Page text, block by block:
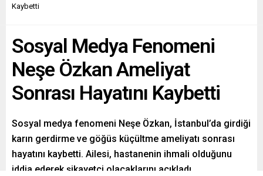
Kaybetti
Sosyal Medya Fenomeni
Neşe Özkan Ameliyat
Sonrası Hayatını Kaybetti
Sosyal medya fenomeni Neşe Özkan, İstanbul’da girdiği
karın gerdirme ve göğüs küçültme ameliyatı sonrası
hayatını kaybetti. Ailesi, hastanenin ihmali olduğunu
iddia ederek şikayetçi olacaklarını açıkladı.